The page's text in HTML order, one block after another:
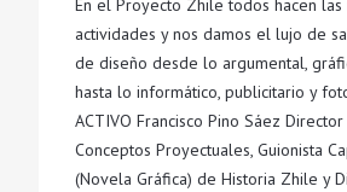
En el Proyecto Zhile todos hacen las
actividades y nos damos el lujo de
de diseño desde lo argumental,
hasta lo informático, publicitario y
ACTIVO Francisco Pino Sáez
Conceptos Proyectuales, Guionista
(Novela Gráfica) de Historia Zhile y